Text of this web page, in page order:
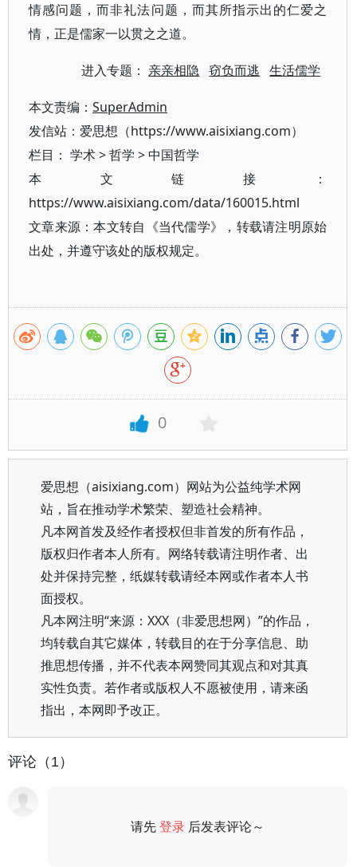
情感问题，而非礼法问题，而其所指示出的仁爱之
情，正是儒家一以贯之之道。
进入专题： 亲亲相隐 窃负而逃 生活儒学
本文责编： SuperAdmin
发信站：爱思想（https://www.aisixiang.com）
栏目： 学术>哲学 >中国哲学
本文链接：
https://www.aisixiang.com/data/160015.html
文章来源：本文转自《当代儒学》，转载请注明原始
出处，并遵守该处的版权规定。
0
爱思想（aisixiang.com）网站为公益纯学术网
站，旨在推动学术繁荣、塑造社会精神。
凡本网首发及经作者授权但非首发的所有作品，
版权归作者本人所有。网络转载请注明作者、出
处并保持完整，纸媒转载请经本网或作者本人书
面授权。
凡本网注明“来源：XXX（非爱思想网）”的作品，
均转载自其它媒体，转载目的在于分享信息、助
推思想传播，并不代表本网赞同其观点和对其真
实性负责。若作者或版权人不愿被使用，请来函
指出，本网即予改正。
评论（1）
请先登录 后发表评论～